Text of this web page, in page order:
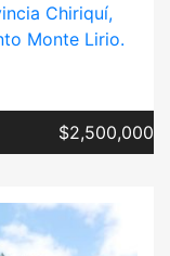
Chiriquí,
Monte Lirio.
$2,500,000